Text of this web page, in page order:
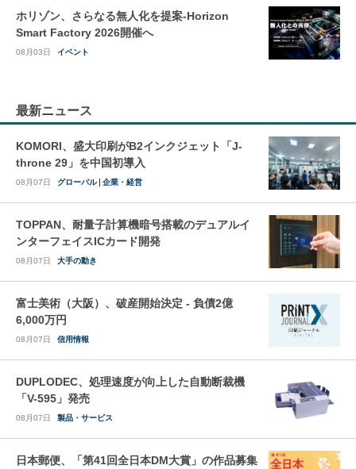
ホリゾン、さらなる無人化を提案-Horizon
Smart Factory 2026開催へ
08月03日 イベント
最新ニュース
KOMORI、盛大印刷がB2インクジェット「J-
throne 29」を中国初導入
08月07日 グローバル 企業・経営
TOPPAN、耐量子計算機暗号搭載のデュアルイ
ンターフェイスICカード開発
08月07日 大手の動き
富士美術（大阪）、破産開始決定 - 負債2億
6,000万円
08月07日 信用情報
DUPLODEC、処理速度が向上した自動断裁機
「V-595」発売
08月07日 製品・サービス
日本郵便、「第41回全日本DM大賞」の作品募集